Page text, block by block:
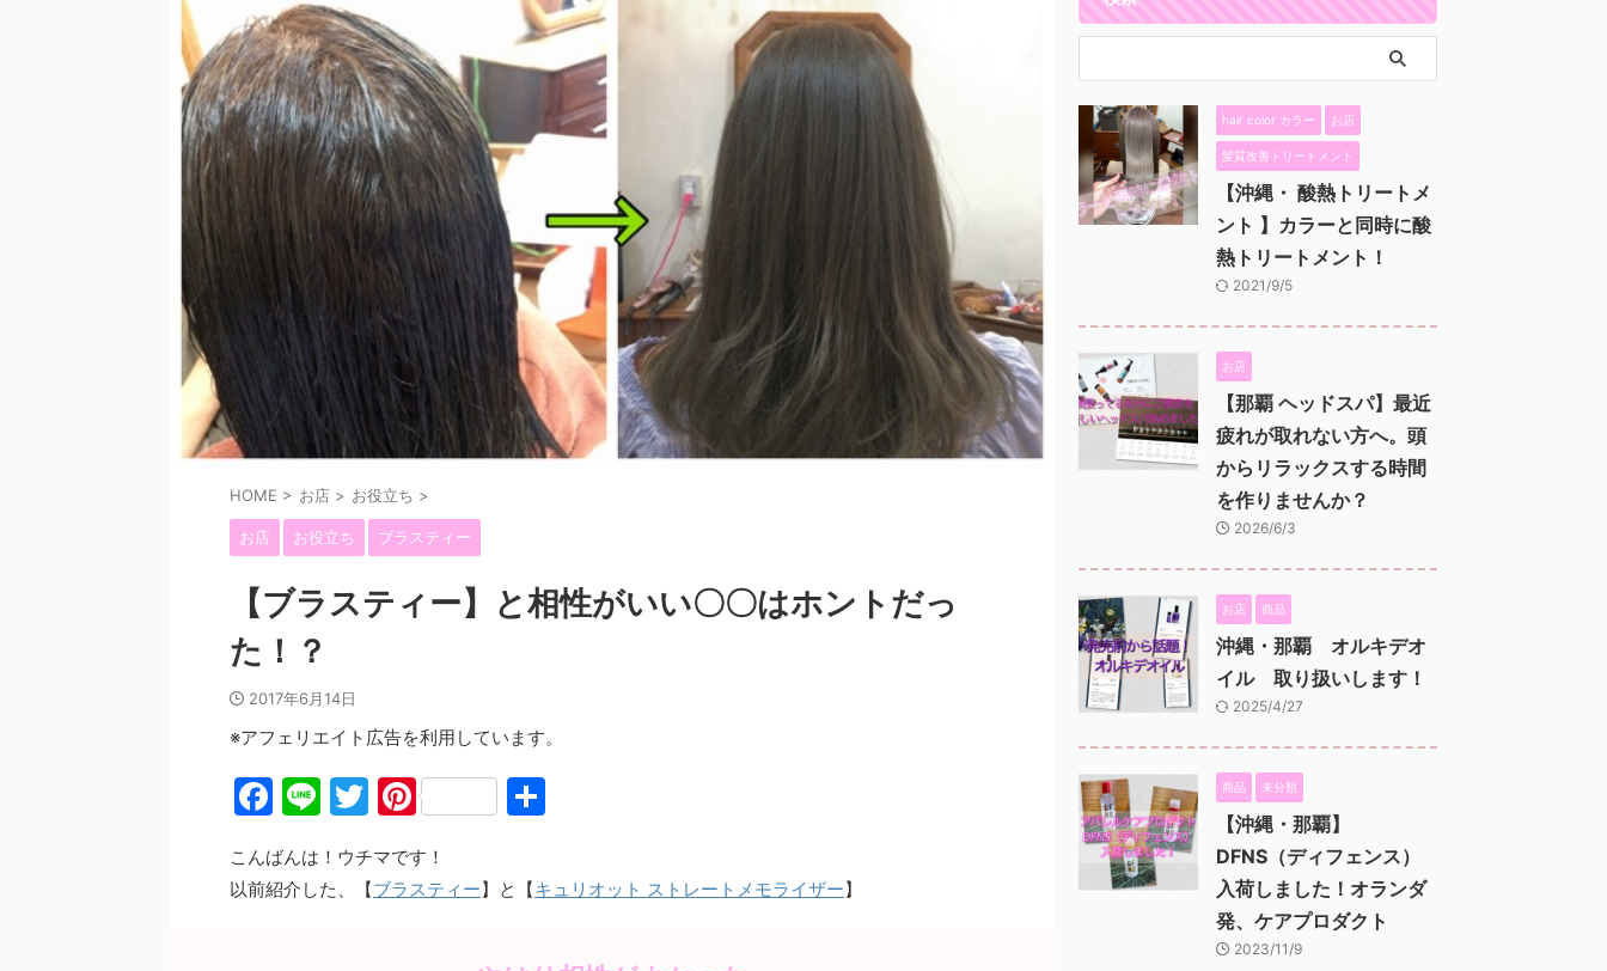
HOME > お店 > お役立ち >
お店 お役立ち ブラスティー
【ブラスティー】と相性がいい〇〇はホントだっ
た！？
2017年6月14日
※アフェリエイト広告を利用しています。
F
c
e
Li
e
T
itt
er
Pi
er
e
こんばんは！ウチマです！
以前紹介した、【ブラスティー】と【キュリオット ストレートメモライザー】
hair color カラー お店
髪質改善トリートメント
【沖縄・ 酸熱トリートメ
ント 】カラーと同時に酸
熱トリートメント！
2021/9/5
お店
【那覇 ヘッドスパ】最近
疲れが取れない方へ。頭
からリラックスする時間
を作りませんか？
2026/6/3
お店 商品
沖縄・那覇 オルキデオ
イル 取り扱いします！
2025/4/27
商品 未分類
【沖縄・那覇】
DFNS（ディフェンス）
入荷しました！オランダ
発、ケアプロダクト
2023/11/9